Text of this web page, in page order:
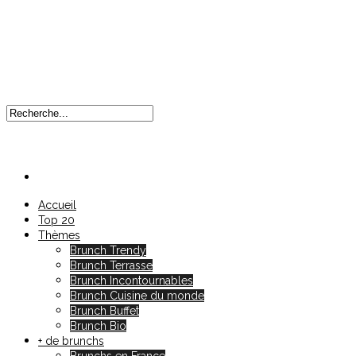
Accueil
Top 20
Thèmes
Brunch Trendy
Brunch Terrasse
Brunch Incontournables
Brunch Cuisine du monde
Brunch Buffet
Brunch Bio
+ de brunchs